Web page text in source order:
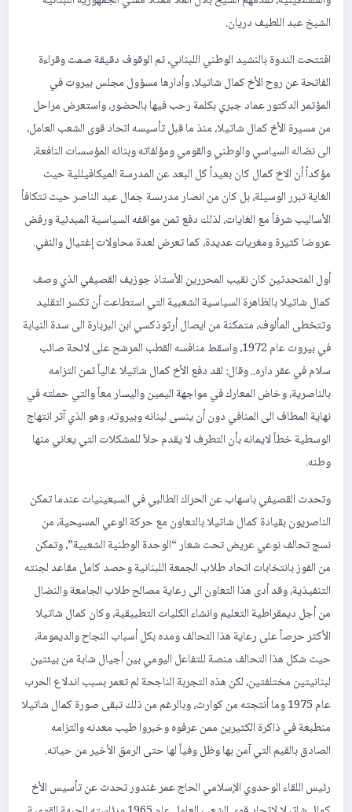
الشيخ عبد اللطيف دريان.
افتتحت الندوة بالنشيد الوطني اللبناني، ثم الوقوف دقيقة صمت وقراءة
الفاتحة عن روح الأخ كمال شاتيلا، وأدارها مسؤول مجلس بيروت في
المؤتمر الدكتور عماد جبري بكلمة رحب فيها بالحضور، واستعرض مراحل
من مسيرة الأخ كمال شاتيلا، منذ ما قبل تأسيسه اتحاد قوى الشعب العامل،
الى نضاله السياسي والوطني والقومي ومؤلفاته وبنائه المؤسسات النافعة،
مؤكداً أن الاخ كمال كان بعيداً كل البعد عن المدرسة الميكافيللية حيث
الغاية تبرر الوسيلة، بل كان من انصار مدرىسة جمال عبد الناصر حيث تتكافأ
الأساليب شرفاً مع الغايات، لذلك دفع ثمن مواقفه السياسية المبدئية ورفض
عروضا كثيرة ومغريات عديدة، كما تعرض لعدة محاولات إغتيال والنفي.
أول المتحدثين كان نقيب المحررين الأستاذ جوزيف القصيفي الذي وصف
كمال شاتيلا بالظاهرة السياسية الشعبية التي استطاعت أن تكسر التقليد
وتتخطى المألوف، متمكنة من ايصال أرثوذكسي ابن البربارة الى سدة النيابة
في بيروت عام 1972، واسقط منافسه القطب المرشح على لائحة صائب
سلام في عقر داره.. وقال: لقد دفع الأخ كمال شاتيلا غالياً ثمن التزامه
بالناصرية، وخاض المعارك في مواجهة اليمين واليسار معاً والتي حملته في
نهاية المطاف الى المنافي دون أن ينسى لبنانه وبيروته، وهو الذي آثر انتهاج
الوسطية خطاً لايمانه بأن التطرف لا يقدم حلاً للمشكلات التي يعاني منها
وطنه.
وتحدث القصيفي باسهاب عن الحراك الطالبي في السبعينيات عندما تمكن
الناصريون بقيادة كمال شاتيلا بالتعاون مع حركة الوعي المسيحية، من
نسج تحالف نوعي عريض تحت شعار “الوحدة الوطنية الشعبية”، وتمكن
من الفوز بانتخابات اتحاد طلاب الجمعة اللبنانية وحصد كامل مقاعد لجنته
التنفيذية، وقد أدى هذا التعاون الى رعاية مصالح طلاب الجامعة والنضال
من أجل ديمقراطية التعليم وانشاء الكليات التطبيقية، وكان كمال شاتيلا
الأكثر حرصاً على رعاية هذا التحالف ومده بكل أسباب النجاح والديمومة،
حيث شكل هذا التحالف منصة للتفاعل اليومي بين أجيال شابة من بيئتين
لبنانيتين مختلفتين، لكن هذه التجربة الناجحة لم تعمر بسبب اندلاع الحرب
عام 1975 وما أنتجته من كوارث، وبالرغم من ذلك تبقى صورة كمال شاتيلا
منطبعة في ذاكرة الكثيرين ممن عرفوه وخبروا طيب معدنه والتزامه
الصادق بالقيم التي آمن بها وظل وفياً لها حتى الرمق الأخير من حياته.
رئيس اللقاء الوحدوي الإسلامي الحاج عمر غندور تحدث عن تأسيس الأخ